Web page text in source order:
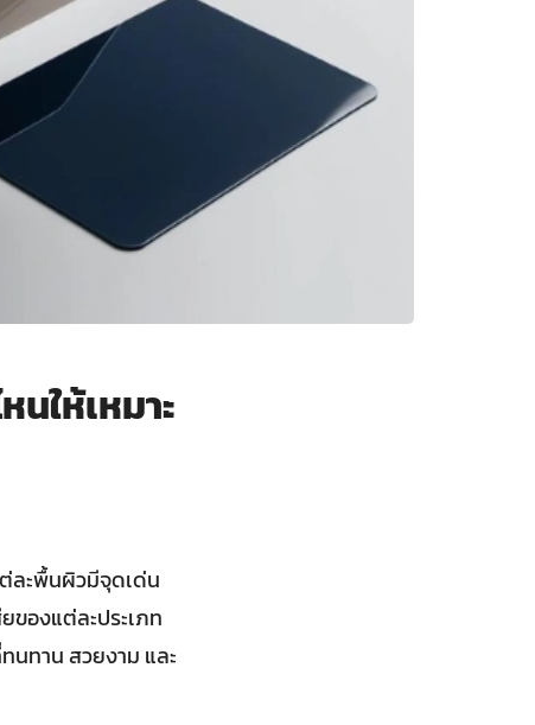
ให้เหมาะ
ละพื้นผิวมีจุดเด่น
องแต่ละประเภท
นทาน สวยงาม และ